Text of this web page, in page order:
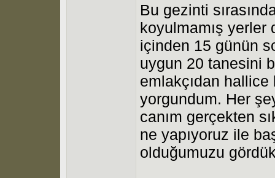
Bu gezinti
koyulmamış yerler
içinden 15 günün
uygun 20 tanesini
emlakçıdan
yorgundum. Her
canım gerçekten
ne yapıyoruz ile
olduğumuzu